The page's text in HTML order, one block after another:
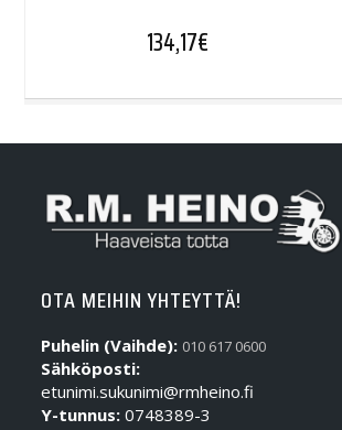
134,17€
OTA MEIHIN YHTEYTTÄ!
Puhelin (Vaihde): 010 617 0600
Sähköposti:
etunimi.sukunimi@rmheino.fi
Y-tunnus: 0748389-3